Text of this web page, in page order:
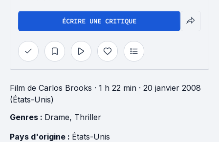
ÉCRIRE UNE CRITIQUE
Film de Carlos Brooks · 1 h 22 min · 20 janvier 2008
(États-Unis)
Genres : Drame, Thriller
Pays d'origine : États-Unis